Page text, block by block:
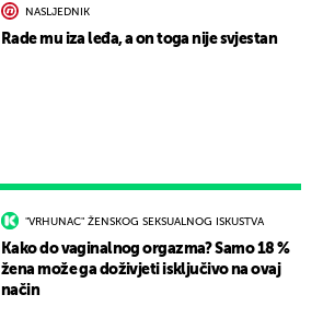
"VRHUNAC" ŽENSKOG SEKSUALNOG ISKUSTVA
Kako do vaginalnog orgazma? Samo 18 %
žena može ga doživjeti isključivo na ovaj
način
NASLJEDNIK
Rade mu iza leđa, a on toga nije svjestan